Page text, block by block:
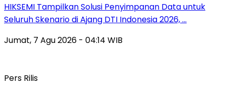
HIKSEMI Tampilkan Solusi Penyimpanan Data untuk
Seluruh Skenario di Ajang DTI Indonesia 2026, …
Jumat, 7 Agu 2026 - 04:14 WIB
Pers Rilis